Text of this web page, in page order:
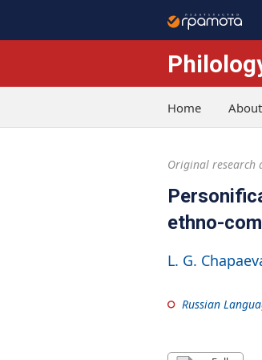
Home About
Original research
ethno-
L. G.
Russian